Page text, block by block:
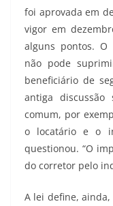
foi aprovada em
vigor em
alguns pontos.
não pode
beneficiário de
antiga
comum, por
o locatário e o
questionou. “O
do corretor pelo
A lei define, ainda,